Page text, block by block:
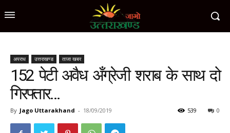
अपराध उत्तराखण्ड ताजा खबर
152 पेटी अवैध अँग्रेजी शराब के साथ दो
गिरफ्तार…
By Jago Uttarakhand - 18/09/2019 0
539